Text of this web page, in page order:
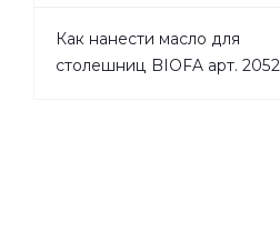
Как нанести масло для
столешниц BIOFA арт. 2052